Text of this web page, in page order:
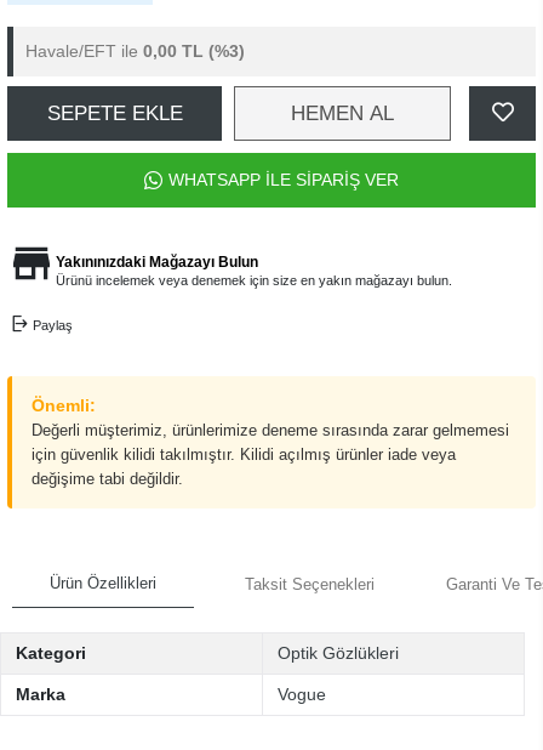
Havale/EFT ile 0,00 TL (%3)
SEPETE EKLE HEMEN AL
WHATSAPP İLE SİPARİŞ VER
Yakınınızdaki Mağazayı Bulun
Ürünü incelemek veya denemek için size en yakın mağazayı bulun.
Paylaş
Önemli:
Değerli müşterimiz, ürünlerimize deneme sırasında zarar gelmemesi
için güvenlik kilidi takılmıştır. Kilidi açılmış ürünler iade veya
değişime tabi değildir.
Ürün Özellikleri Taksit Seçenekleri Garanti Ve
Kategori Optik Gözlükleri
Marka Vogue